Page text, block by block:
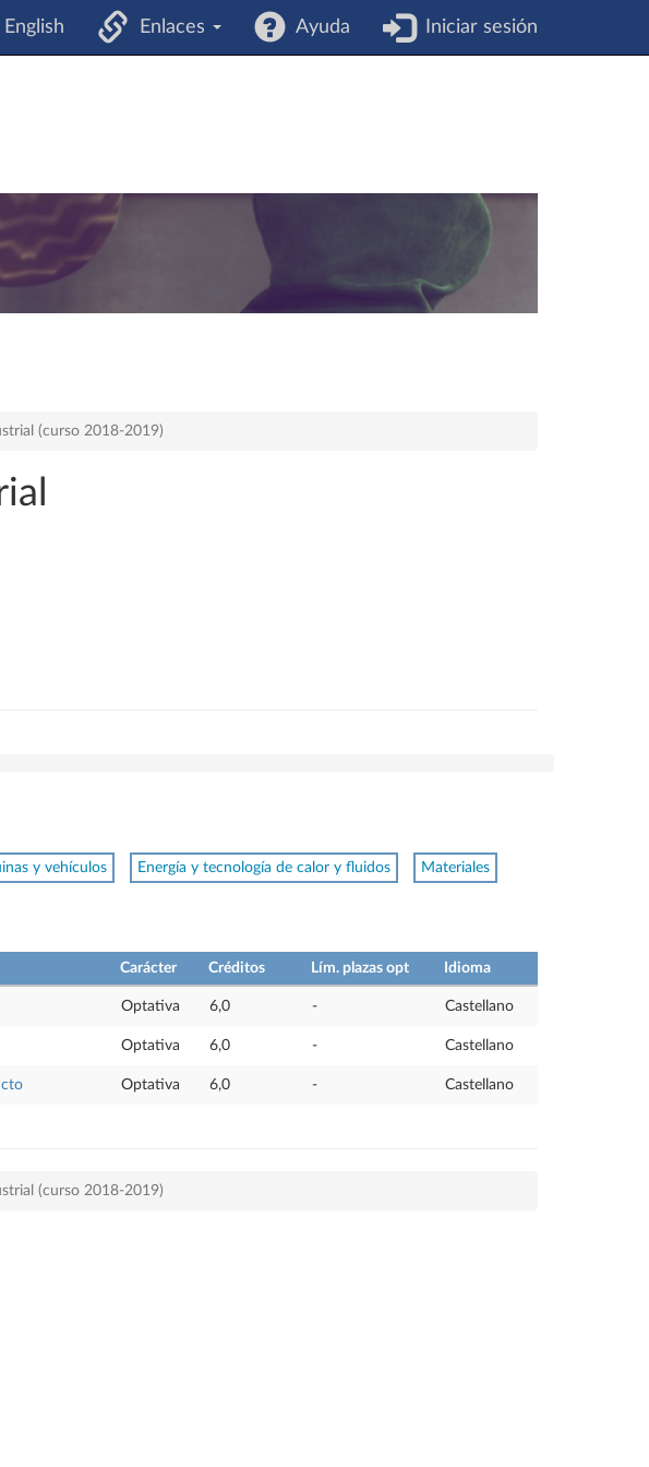
English Enlaces Ayuda Iniciar sesión
(curso 2018-2019)
y vehículos Energía y tecnología de calor y fluidos Materiales
Carácter Créditos Lím. plazas opt Idioma
Optativa 6,0 - Castellano
Optativa 6,0 - Castellano
Optativa 6,0 - Castellano
(curso 2018-2019)